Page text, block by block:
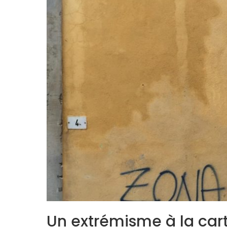
Un extrémisme à la